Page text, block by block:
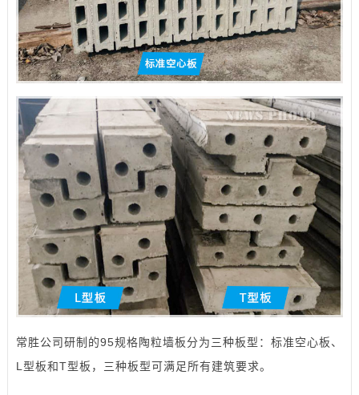
常胜公司研制的95规格陶粒墙板分为三种板型：标准空心板、
L型板和T型板，三种板型可满足所有建筑要求。